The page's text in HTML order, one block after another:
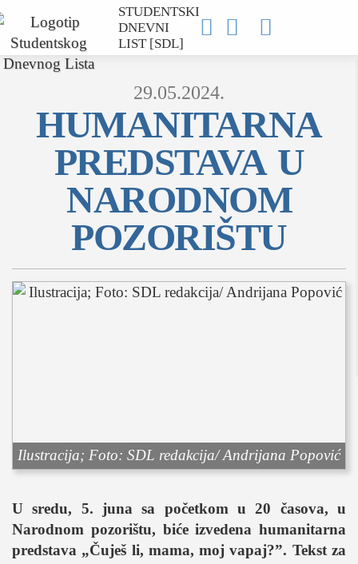
STUDENTSKI
DNEVNI
LIST [SDL]
  
MOJ SDL
prijava
SEKCIJE
rukomet
e-sport
zabava
muzika
29.05.2024.
HUMANITARNA
PREDSTAVA U
NARODNOM
POZORIŠTU
Ilustracija; Foto: SDL redakcija/ Andrijana Popović
U sredu, 5. juna sa početkom u 20 časova, u
Narodnom pozorištu, biće izvedena humanitarna
predstava „Čuješ li, mama, moj vapaj?”. Tekst za